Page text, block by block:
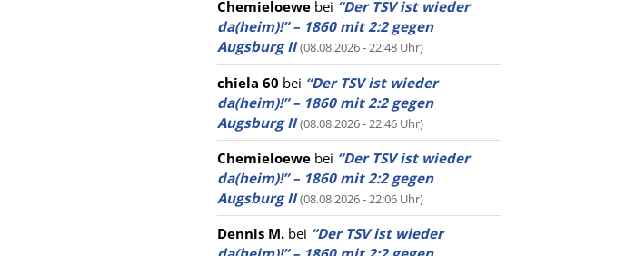
Chemieloewe bei “Der TSV ist wieder
da(heim)!” – 1860 mit 2:2 gegen
Augsburg II (08.08.2026 - 22:48 Uhr)
chiela 60 bei “Der TSV ist wieder
da(heim)!” – 1860 mit 2:2 gegen
Augsburg II (08.08.2026 - 22:46 Uhr)
Chemieloewe bei “Der TSV ist wieder
da(heim)!” – 1860 mit 2:2 gegen
Augsburg II (08.08.2026 - 22:06 Uhr)
Dennis M. bei “Der TSV ist wieder